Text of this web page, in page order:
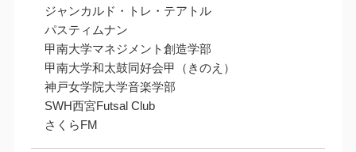
ジャンカルド・トレ・テアトル
パスティムナン
甲南大学マネジメント創造学部
甲南大学和太鼓同好会甲（きのえ）
神戸女学院大学音楽学部
SWH西宮Futsal Club
さくらFM